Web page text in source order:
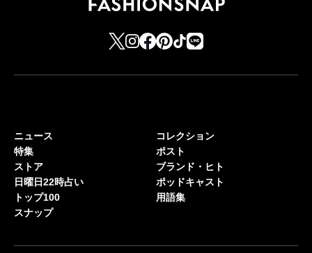
ニュース
特集
ストア
日曜日22時占い
トップ100
スナップ
コレクション
ポスト
ブランド・ヒト
ポッドキャスト
用語集